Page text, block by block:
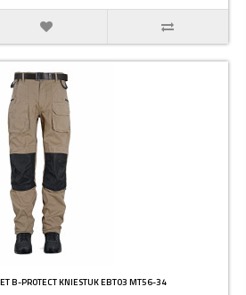
B-PROTECT KNIESTUK EBT03 MT56-34